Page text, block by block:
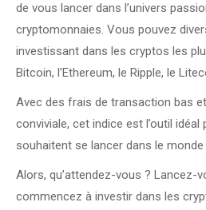
de vous lancer dans l’univers
cryptomonnaies. Vous pouvez
investissant dans les cryptos les
Bitcoin, l’Ethereum, le Ripple, le
Avec des frais de transaction bas
conviviale, cet indice est l’outil
souhaitent se lancer dans le
Alors, qu’attendez-vous ? Lancez-
commencez à investir dans les